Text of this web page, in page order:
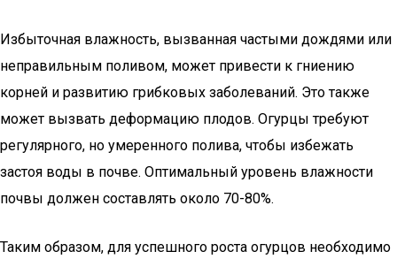
Избыточная влажность, вызванная частыми дождями или
неправильным поливом, может привести к гниению
корней и развитию грибковых заболеваний. Это также
может вызвать деформацию плодов. Огурцы требуют
регулярного, но умеренного полива, чтобы избежать
застоя воды в почве. Оптимальный уровень влажности
почвы должен составлять около 70-80%.
Таким образом, для успешного роста огурцов необходимо